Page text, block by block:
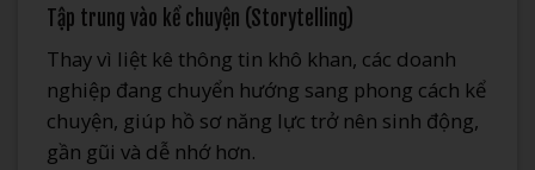
Tập trung vào kể chuyện (Storytelling)
Thay vì liệt kê thông tin khô khan, các doanh
nghiệp đang chuyển hướng sang phong cách kể
chuyện, giúp hồ sơ năng lực trở nên sinh động,
gần gũi và dễ nhớ hơn.